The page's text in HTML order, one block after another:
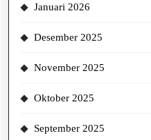
Januari 2026
Desember 2025
November 2025
Oktober 2025
September 2025